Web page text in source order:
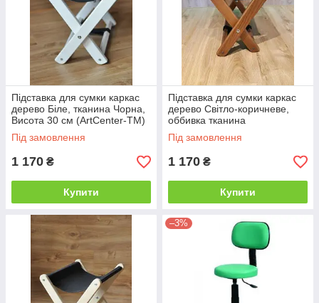
Підставка для сумки каркас
дерево Біле, тканина Чорна,
Висота 30 см (ArtCenter-TM)
Під замовлення
1 170 ₴
Купити
Підставка для сумки каркас
дерево Світло-коричневе,
оббивка тканина
Чорна,Висота 30 см
(ArtCenter-TM)
Під замовлення
1 170 ₴
Купити
–3%